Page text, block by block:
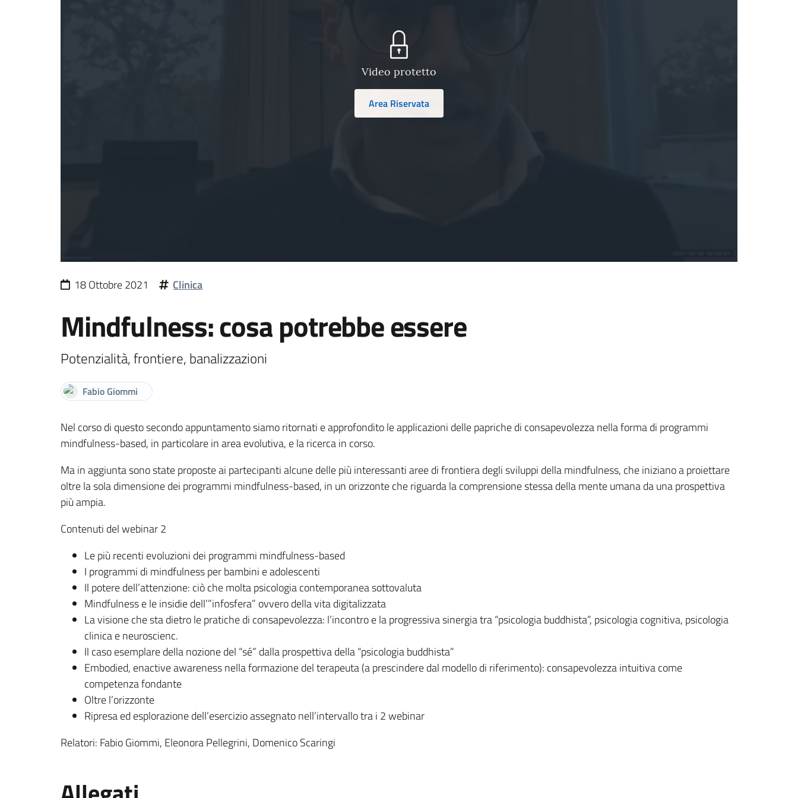
Video protetto
Area Riservata
18 Ottobre 2021 Clinica
Mindfulness: cosa potrebbe essere
Potenzialità, frontiere, banalizzazioni
Fabio Giommi
Nel corso di questo secondo appuntamento siamo ritornati e approfondito le applicazioni delle papriche di consapevolezza nella forma di programmi
mindfulness-based, in particolare in area evolutiva, e la ricerca in corso.
Ma in aggiunta sono state proposte ai partecipanti alcune delle più interessanti aree di frontiera degli sviluppi della mindfulness, che iniziano a proiettare
oltre la sola dimensione dei programmi mindfulness-based, in un orizzonte che riguarda la comprensione stessa della mente umana da una prospettiva
più ampia.
Contenuti del webinar 2
Le più recenti evoluzioni dei programmi mindfulness-based
I programmi di mindfulness per bambini e adolescenti
Il potere dell’attenzione: ciò che molta psicologia contemporanea sottovaluta
Mindfulness e le insidie dell’”infosfera” ovvero della vita digitalizzata
La visione che sta dietro le pratiche di consapevolezza: l’incontro e la progressiva sinergia tra “psicologia buddhista”, psicologia cognitiva, psicologia
clinica e neuroscienc.
Il caso esemplare della nozione del “sé” dalla prospettiva della “psicologia buddhista”
Embodied, enactive awareness nella formazione del terapeuta (a prescindere dal modello di riferimento): consapevolezza intuitiva come
competenza fondante
Oltre l’orizzonte
Ripresa ed esplorazione dell’esercizio assegnato nell’intervallo tra i 2 webinar
Relatori: Fabio Giommi, Eleonora Pellegrini, Domenico Scaringi